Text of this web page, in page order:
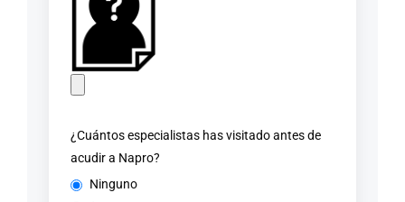
¿Cuántos especialistas has visitado antes de
acudir a Napro?
Ninguno